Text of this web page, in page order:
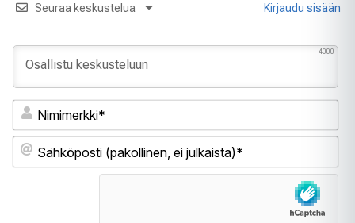
Seuraa keskustelua Kirjaudu sisään
4000
ei